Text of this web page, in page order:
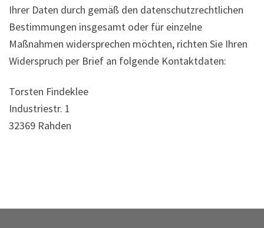
Ihrer Daten durch gemäß den datenschutzrechtlichen
Bestimmungen insgesamt oder für einzelne
Maßnahmen widersprechen möchten, richten Sie Ihren
Widerspruch per Brief an folgende Kontaktdaten:
Torsten Findeklee
Industriestr. 1
32369 Rahden